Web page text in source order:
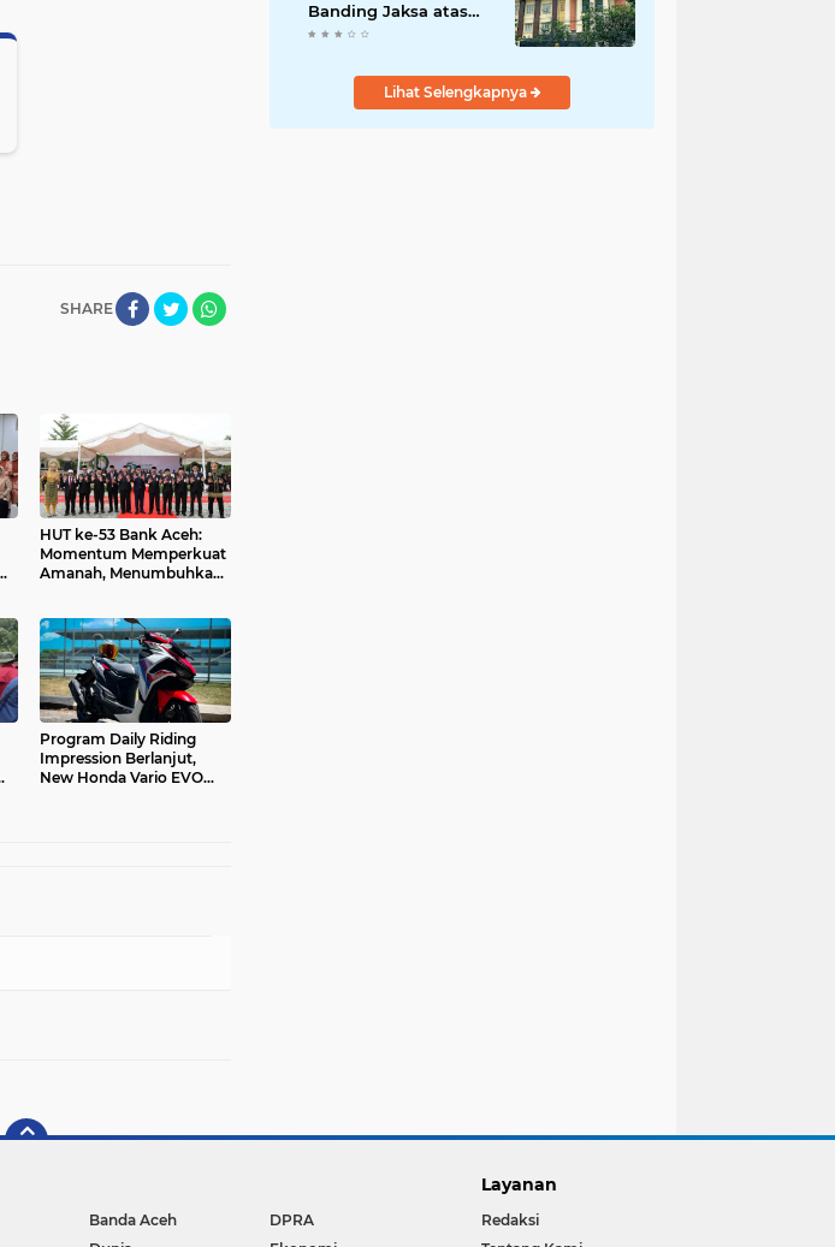
SHARE
HUT ke-53 Bank Aceh:
Momentum Memperkuat
Amanah, Menumbuhkan
Program Daily Riding
Impression Berlanjut,
New Honda Vario EVO
Banding Jaksa atas
Putusan Bebas Kasus
Lihat Selengkapnya
Banda Aceh
DPRA
Layanan
Redaksi